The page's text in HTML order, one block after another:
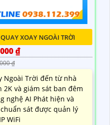
XOAY NGOÀI TRỜI
₫
₫
Ngoài Trời đến từ nhà
2K và giám sát ban đêm
nghệ AI Phát hiện và
sát được quản lý
WiFi